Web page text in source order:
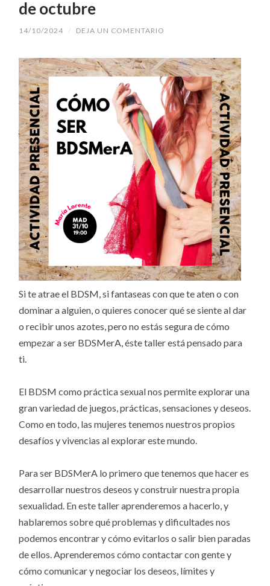
de octubre
14/10/2024 / DEJA UN COMENTARIO
Si te atrae el BDSM, si fantaseas con que te aten o con
dominar a alguien, o quieres conocer qué se siente al dar
o recibir unos azotes, pero no estás segura de cómo
empezar a ser BDSMerA, éste taller está pensado para
ti.
El BDSM como práctica sexual nos permite explorar una
gran variedad de juegos, prácticas, sensaciones y deseos.
Como en todo, las mujeres tenemos nuestros propios
desafíos y vivencias al explorar este mundo.
Para ser BDSMerA lo primero que tenemos que hacer es
desarrollar nuestros deseos y construir nuestra propia
sexualidad. En este taller aprenderemos a hacerlo, y
hablaremos sobre qué problemas y dificultades nos
podemos encontrar y cómo evitarlos o salir bien paradas
de ellos. Aprenderemos cómo contactar con gente y
cómo comunicar y negociar los deseos, límites y